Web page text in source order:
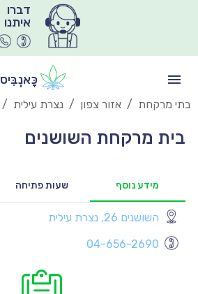
איתנו
כָּאנְבִּיס
בתי מרקחת / אזור צפון / נצרת עילית /
בית מרקחת השושנים
מידע נוסף שעות פתיחה
השושנים 26, נצרת עילית
04-656-2690